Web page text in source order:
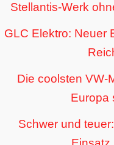
Stellantis-Werk
GLC Elektro: Neuer
Die coolsten VW-
Europa
Schwer und